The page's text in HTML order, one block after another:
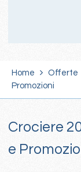
Home Offerte
Promozioni
Crociere
e